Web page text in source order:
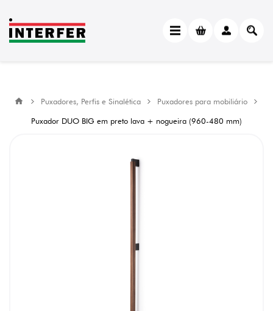
Puxadores, Perfis e Sinalética
Puxadores para mobiliário
Puxador DUO BIG em preto lava + nogueira (960-480 mm)